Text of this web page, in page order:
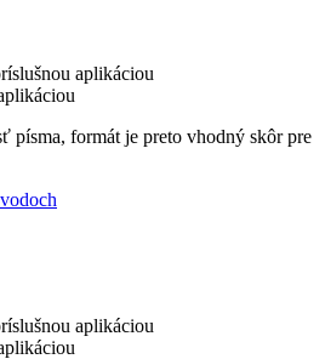
aplikáciou
písma, formát je preto vhodný skôr pre
aplikáciou